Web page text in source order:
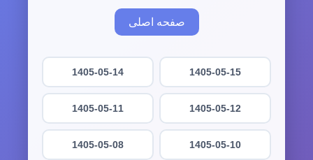
صفحه اصلی
1405-05-15
1405-05-14
1405-05-12
1405-05-11
1405-05-10
1405-05-08